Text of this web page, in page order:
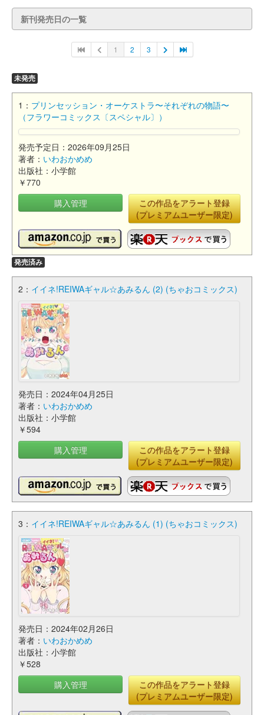
新刊発売日の一覧
1 2 3
未発売
1： プリンセッション・オーケストラ〜それぞれの物語〜
（フラワーコミックス〔スペシャル〕）
発売予定日：2026年09月25日
著者： いわおかめめ
出版社：小学館
￥770
購入管理
この作品をアラート登録
(プレミアムユーザー限定)
発売済み
2： イイネ!REIWAギャル☆あみるん (2) (ちゃおコミックス)
発売日：2024年04月25日
著者： いわおかめめ
出版社：小学館
￥594
購入管理
この作品をアラート登録
(プレミアムユーザー限定)
3： イイネ!REIWAギャル☆あみるん (1) (ちゃおコミックス)
発売日：2024年02月26日
著者： いわおかめめ
出版社：小学館
￥528
購入管理
この作品をアラート登録
(プレミアムユーザー限定)